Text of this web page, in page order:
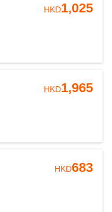
HKD1,025
HKD1,965
HKD683